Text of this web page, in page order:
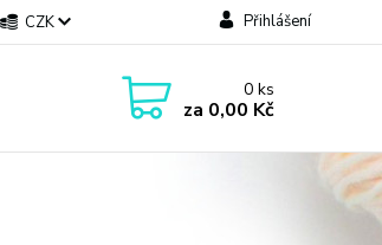
CZK Přihlášení
0ks
za 0,00 Kč